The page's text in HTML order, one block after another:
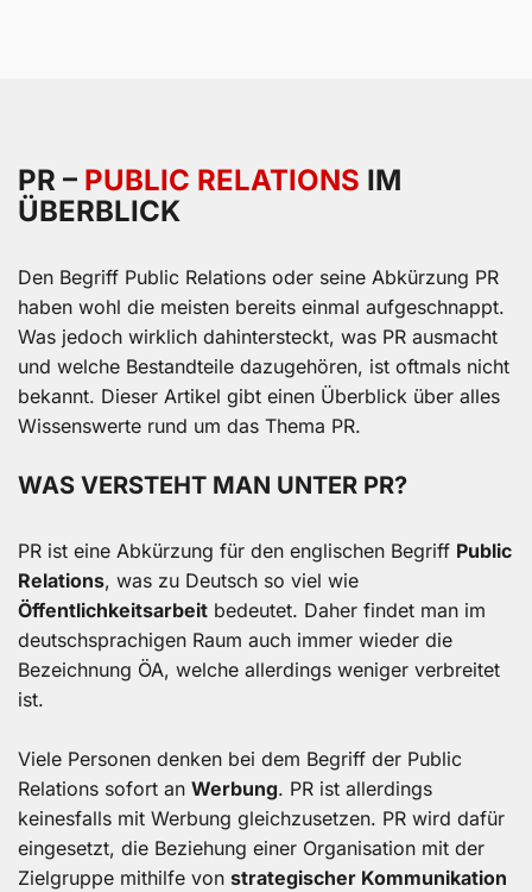
PR – PUBLIC RELATIONS IM
ÜBERBLICK
Den Begriff Public Relations oder seine Abkürzung PR
haben wohl die meisten bereits einmal aufgeschnappt.
Was jedoch wirklich dahintersteckt, was PR ausmacht
und welche Bestandteile dazugehören, ist oftmals nicht
bekannt. Dieser Artikel gibt einen Überblick über alles
Wissenswerte rund um das Thema PR.
WAS VERSTEHT MAN UNTER PR?
PR ist eine Abkürzung für den englischen Begriff Public
Relations, was zu Deutsch so viel wie
Öffentlichkeitsarbeit bedeutet. Daher findet man im
deutschsprachigen Raum auch immer wieder die
Bezeichnung ÖA, welche allerdings weniger verbreitet
ist.
Viele Personen denken bei dem Begriff der Public
Relations sofort an Werbung. PR ist allerdings
keinesfalls mit Werbung gleichzusetzen. PR wird dafür
eingesetzt, die Beziehung einer Organisation mit der
Zielgruppe mithilfe von strategischer Kommunikation